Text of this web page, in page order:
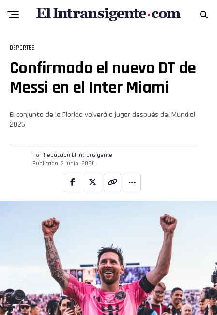
DEPORTES
Confirmado el nuevo DT de
Messi en el Inter Miami
El conjunto de la Florida volverá a jugar después del Mundial
2026.
Por Redacción El intransigente
Publicado 3 junio, 2026